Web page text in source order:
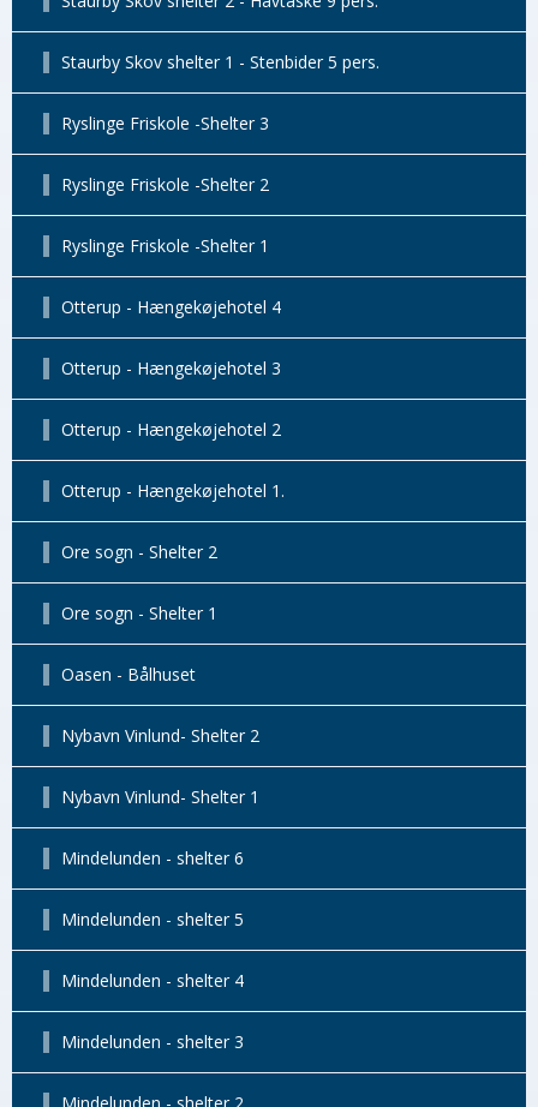
Staurby Skov shelter 1 - Stenbider 5 pers.
Ryslinge Friskole -Shelter 3
Ryslinge Friskole -Shelter 2
Ryslinge Friskole -Shelter 1
Otterup - Hængekøjehotel 4
Otterup - Hængekøjehotel 3
Otterup - Hængekøjehotel 2
Otterup - Hængekøjehotel 1.
Ore sogn - Shelter 2
Ore sogn - Shelter 1
Oasen - Bålhuset
Nybavn Vinlund- Shelter 2
Nybavn Vinlund- Shelter 1
Mindelunden - shelter 6
Mindelunden - shelter 5
Mindelunden - shelter 4
Mindelunden - shelter 3